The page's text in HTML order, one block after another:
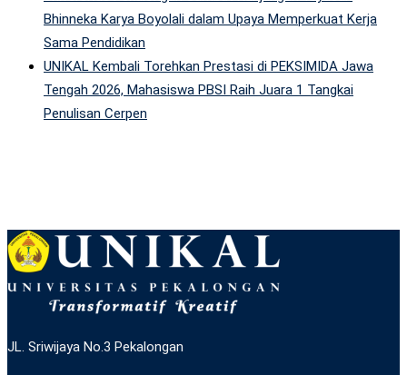
Bhinneka Karya Boyolali dalam Upaya Memperkuat Kerja
Sama Pendidikan
UNIKAL Kembali Torehkan Prestasi di PEKSIMIDA Jawa
Tengah 2026, Mahasiswa PBSI Raih Juara 1 Tangkai
Penulisan Cerpen
JL. Sriwijaya No.3 Pekalongan